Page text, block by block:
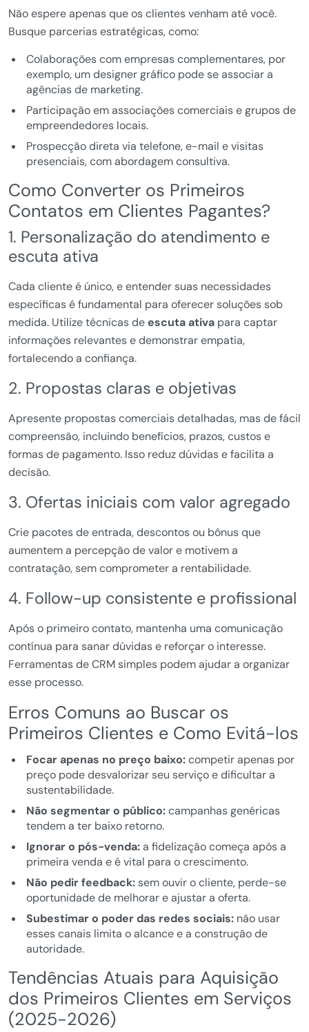
Não espere apenas que os clientes venham até você.
Busque parcerias estratégicas, como:
Colaborações com empresas complementares, por
exemplo, um designer gráfico pode se associar a
agências de marketing.
Participação em associações comerciais e grupos de
empreendedores locais.
Prospecção direta via telefone, e-mail e visitas
presenciais, com abordagem consultiva.
Como Converter os Primeiros
Contatos em Clientes Pagantes?
1. Personalização do atendimento e
escuta ativa
Cada cliente é único, e entender suas necessidades
específicas é fundamental para oferecer soluções sob
medida. Utilize técnicas deescuta ativa para captar
informações relevantes e demonstrar empatia,
fortalecendo a confiança.
2. Propostas claras e objetivas
Apresente propostas comerciais detalhadas, mas de fácil
compreensão, incluindo benefícios, prazos, custos e
formas de pagamento. Isso reduz dúvidas e facilita a
decisão.
3. Ofertas iniciais com valor agregado
Crie pacotes de entrada, descontos ou bônus que
aumentem a percepção de valor e motivem a
contratação, sem comprometer a rentabilidade.
4. Follow-up consistente e profissional
Após o primeiro contato, mantenha uma comunicação
contínua para sanar dúvidas e reforçar o interesse.
Ferramentas de CRM simples podem ajudar a organizar
esse processo.
Erros Comuns ao Buscar os
Primeiros Clientes e Como Evitá-los
Focar apenas no preço baixo:competir apenas por
preço pode desvalorizar seu serviço e dificultar a
sustentabilidade.
Não segmentar o público:campanhas genéricas
tendem a ter baixo retorno.
Ignorar o pós-venda:a fidelização começa após a
primeira venda e é vital para o crescimento.
Não pedir feedback:sem ouvir o cliente, perde-se
oportunidade de melhorar e ajustar a oferta.
Subestimar o poder das redes sociais:não usar
esses canais limita o alcance e a construção de
autoridade.
Tendências Atuais para Aquisição
dos Primeiros Clientes em Serviços
(2025-2026)